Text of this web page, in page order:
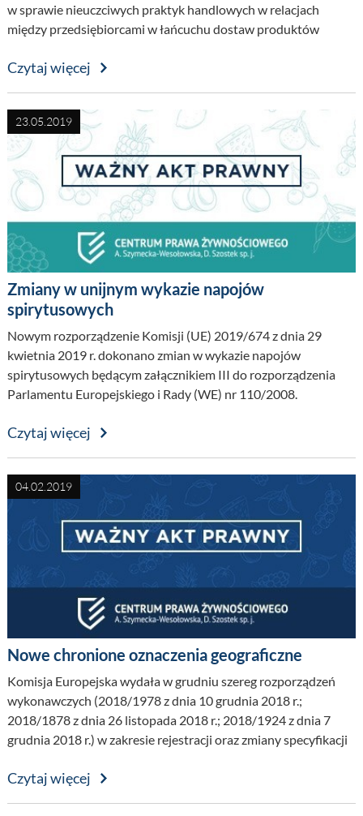
w sprawie nieuczciwych praktyk handlowych w relacjach
między przedsiębiorcami w łańcuchu dostaw produktów
Czytaj więcej
23.05.2019
Zmiany w unijnym wykazie napojów
spirytusowych
Nowym rozporządzenie Komisji (UE) 2019/674 z dnia 29
kwietnia 2019 r. dokonano zmian w wykazie napojów
spirytusowych będącym załącznikiem III do rozporządzenia
Parlamentu Europejskiego i Rady (WE) nr 110/2008.
Czytaj więcej
04.02.2019
Nowe chronione oznaczenia geograficzne
Komisja Europejska wydała w grudniu szereg rozporządzeń
wykonawczych (2018/1978 z dnia 10 grudnia 2018 r.;
2018/1878 z dnia 26 listopada 2018 r.; 2018/1924 z dnia 7
grudnia 2018 r.) w zakresie rejestracji oraz zmiany specyfikacji
Czytaj więcej